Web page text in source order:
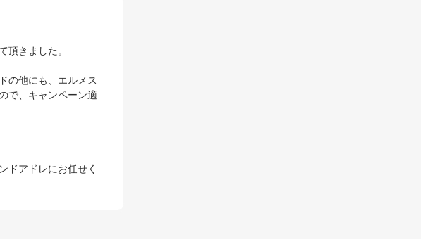
頂きました。
の他にも、エルメス
で、キャンペーン適
ドアドレにお任せく